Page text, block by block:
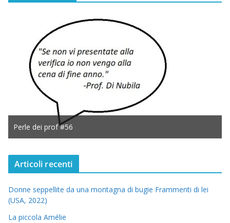
Perle dei prof #56
Articoli recenti
Donne seppellite da una montagna di bugie Frammenti di lei
(USA, 2022)
La piccola Amélie